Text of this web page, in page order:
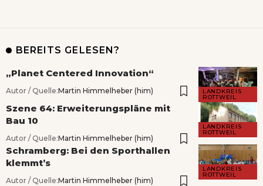
BEREITS GELESEN?
LANDKREIS
ROTTWEIL
„Planet Centered Innovation“
Autor / Quelle:Martin Himmelheber (him)
LANDKREIS
ROTTWEIL
Szene 64: Erweiterungspläne mit
Bau 10
Autor / Quelle:Martin Himmelheber (him)
LANDKREIS
ROTTWEIL
Schramberg: Bei den Sporthallen
klemmt’s
Autor / Quelle:Martin Himmelheber (him)